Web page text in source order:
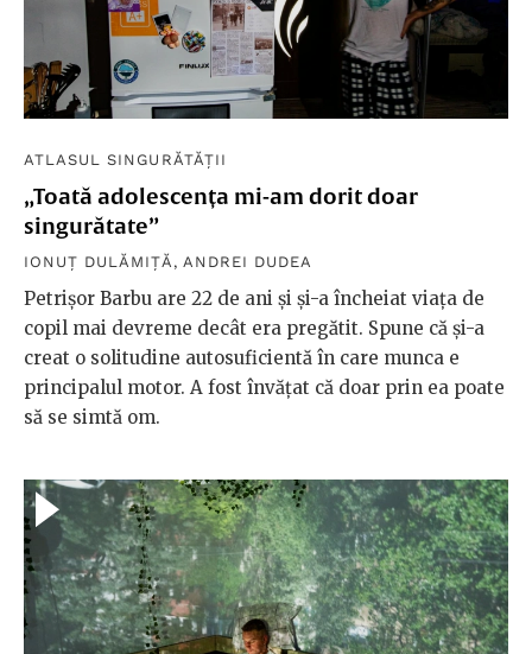
ATLASUL SINGURĂTĂȚII
„Toată adolescența mi-am dorit doar
singurătate”
IONUȚ DULĂMIȚĂ , ANDREI DUDEA
Petrișor Barbu are 22 de ani și și-a încheiat viața de
copil mai devreme decât era pregătit. Spune că și-a
creat o solitudine autosuficientă în care munca e
principalul motor. A fost învățat că doar prin ea poate
să se simtă om.